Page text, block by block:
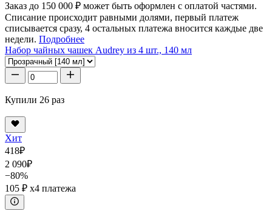
Заказ до 150 000 ₽ может быть оформлен с оплатой частями.
Списание происходит равными долями, первый платеж
списывается сразу, 4 остальных платежа вносится каждые две
недели. Подробнее
Набор чайных чашек Audrey из 4 шт., 140 мл
Купили 26 раз
Хит
418₽
2 090₽
−80%
105 ₽ x4 платежа